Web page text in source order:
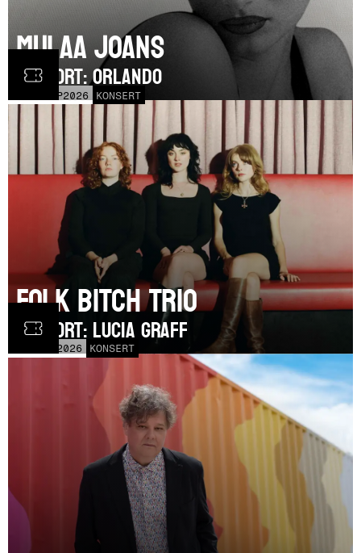
SEP2026 KONSERT
Mulaa Joans
SUPPORT: Orlando
2026 KONSERT
Folk Bitch Trio
SUPPORT: Lucia Graff